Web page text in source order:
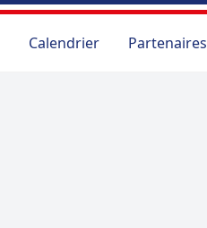
Calendrier Partenaires